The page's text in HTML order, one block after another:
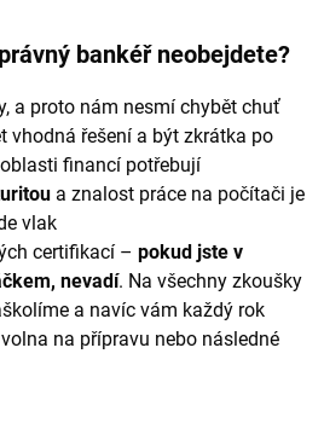
bankéř neobejdete?
a proto nám nesmí chybět chuť
vhodná řešení a být zkrátka po
financí potřebují
a znalost práce na počítači je
vlak
certifikací – pokud jste v
nevadí. Na všechny zkoušky
a navíc vám každý rok
na přípravu nebo následné